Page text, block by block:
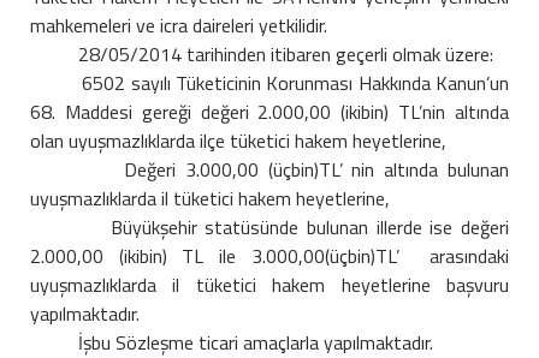
mahkemeleri ve icra daireleri yetkilidir.
28/05/2014 tarihinden itibaren geçerli olmak üzere:
6502 sayılı Tüketicinin Korunması Hakkında Kanun’un
68. Maddesi gereği değeri 2.000,00 (ikibin) TL’nin altında
olan uyuşmazlıklarda ilçe tüketici hakem heyetlerine,
Değeri 3.000,00 (üçbin)TL’ nin altında bulunan
uyuşmazlıklarda il tüketici hakem heyetlerine,
Büyükşehir statüsünde bulunan illerde ise değeri
2.000,00 (ikibin) TL ile 3.000,00(üçbin)TL’ arasındaki
uyuşmazlıklarda il tüketici hakem heyetlerine başvuru
yapılmaktadır.
İşbu Sözleşme ticari amaçlarla yapılmaktadır.